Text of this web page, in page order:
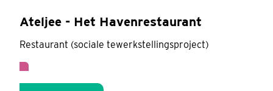
Ateljee - Het Havenrestaurant
Restaurant (sociale tewerkstellingsproject)